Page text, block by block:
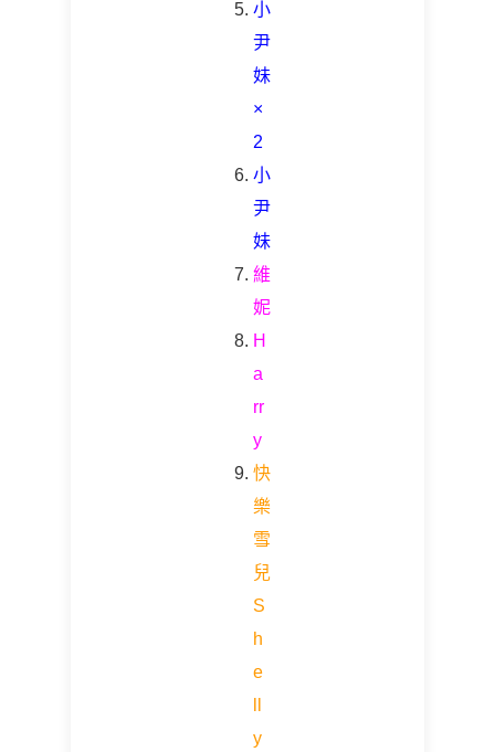
小
尹
妹
×
2
小
尹
妹
維
妮
H
a
rr
y
快
樂
雪
兒
S
h
e
y